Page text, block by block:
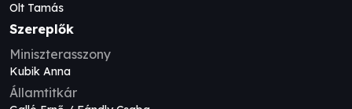
Olt Tamás
Szereplők
Miniszterasszony
Kubik Anna
Államtitkár